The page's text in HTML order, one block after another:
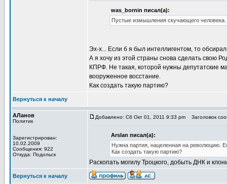
was_bornin писал(а):
Пустые измышления скучающего человека.
Эх-х... Если б я был интеллигентом, то
А я хочу из этой страны снова сделать свою
КПРФ. Не такая, которой нужны депутатские
вооруженное восстание.
Как создать такую партию?
Вернуться к началу
АЛанов
Политик
Зарегистрирован:
10.02.2009
Сообщения: 922
Откуда: Подольск
Добавлено: Сб Окт 01, 2011 9:33 pm Заголовок
Arslan писал(а):
Нужна партия, нацеленная на революцию.
Как создать такую партию?
Раскопать могилу Троцкого, добыть ДНК и
Вернуться к началу